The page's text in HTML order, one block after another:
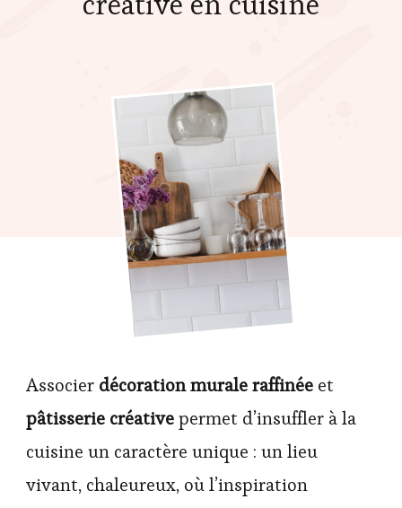
Associer décoration murale raffinée et
pâtisserie créativepermet d’insuffler à la
cuisine un caractère unique : un lieu
vivant, chaleureux, où l’inspiration